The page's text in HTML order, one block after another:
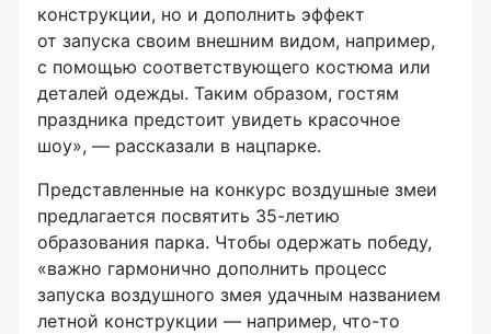
конструкции, но и дополнить эффект
от запуска своим внешним видом, например,
с помощью соответствующего костюма или
деталей одежды. Таким образом, гостям
праздника предстоит увидеть красочное
шоу», — рассказали в нацпарке.
Представленные на конкурс воздушные змеи
предлагается посвятить 35-летию
образования парка. Чтобы одержать победу,
«важно гармонично дополнить процесс
запуска воздушного змея удачным названием
летной конструкции — например, что-то